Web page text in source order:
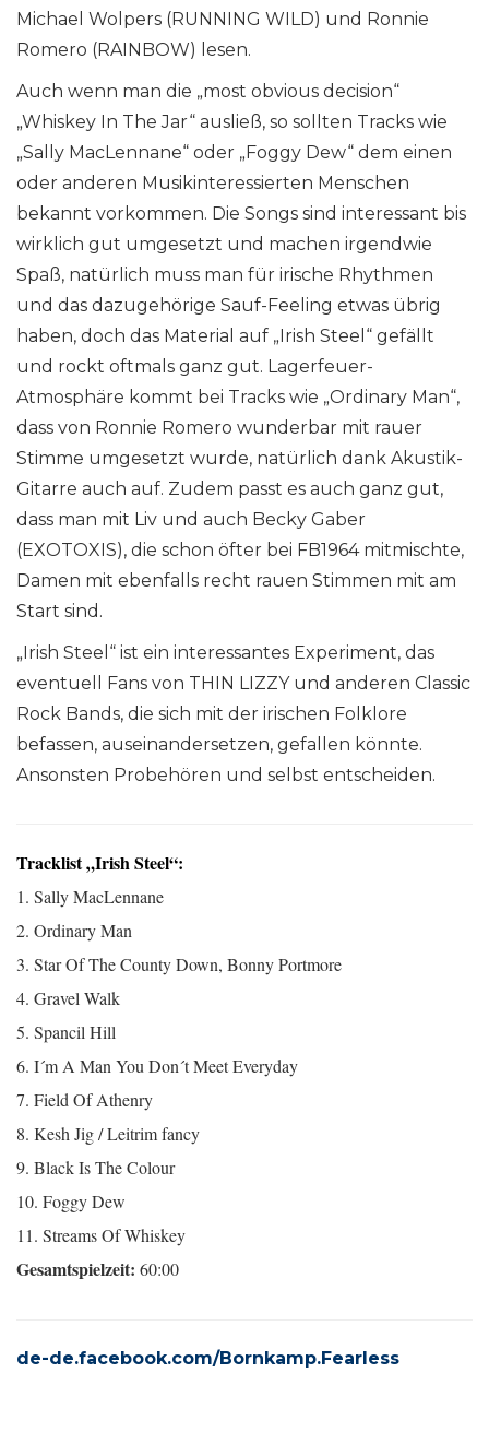
Michael Wolpers (RUNNING WILD) und Ronnie
Romero (RAINBOW) lesen.
Auch wenn man die „most obvious decision“
„Whiskey In The Jar“ ausließ, so sollten Tracks wie
„Sally MacLennane“ oder „Foggy Dew“ dem einen
oder anderen Musikinteressierten Menschen
bekannt vorkommen. Die Songs sind interessant bis
wirklich gut umgesetzt und machen irgendwie
Spaß, natürlich muss man für irische Rhythmen
und das dazugehörige Sauf-Feeling etwas übrig
haben, doch das Material auf „Irish Steel“ gefällt
und rockt oftmals ganz gut. Lagerfeuer-
Atmosphäre kommt bei Tracks wie „Ordinary Man“,
dass von Ronnie Romero wunderbar mit rauer
Stimme umgesetzt wurde, natürlich dank Akustik-
Gitarre auch auf. Zudem passt es auch ganz gut,
dass man mit Liv und auch Becky Gaber
(EXOTOXIS), die schon öfter bei FB1964 mitmischte,
Damen mit ebenfalls recht rauen Stimmen mit am
Start sind.
„Irish Steel“ ist ein interessantes Experiment, das
eventuell Fans von THIN LIZZY und anderen Classic
Rock Bands, die sich mit der irischen Folklore
befassen, auseinandersetzen, gefallen könnte.
Ansonsten Probehören und selbst entscheiden.
Tracklist „Irish Steel“:
1. Sally MacLennane
2. Ordinary Man
3. Star Of The County Down, Bonny Portmore
4. Gravel Walk
5. Spancil Hill
6. I´m A Man You Don´t Meet Everyday
7. Field Of Athenry
8. Kesh Jig / Leitrim fancy
9. Black Is The Colour
10. Foggy Dew
11. Streams Of Whiskey
Gesamtspielzeit: 60:00
de-de.facebook.com/Bornkamp.Fearless